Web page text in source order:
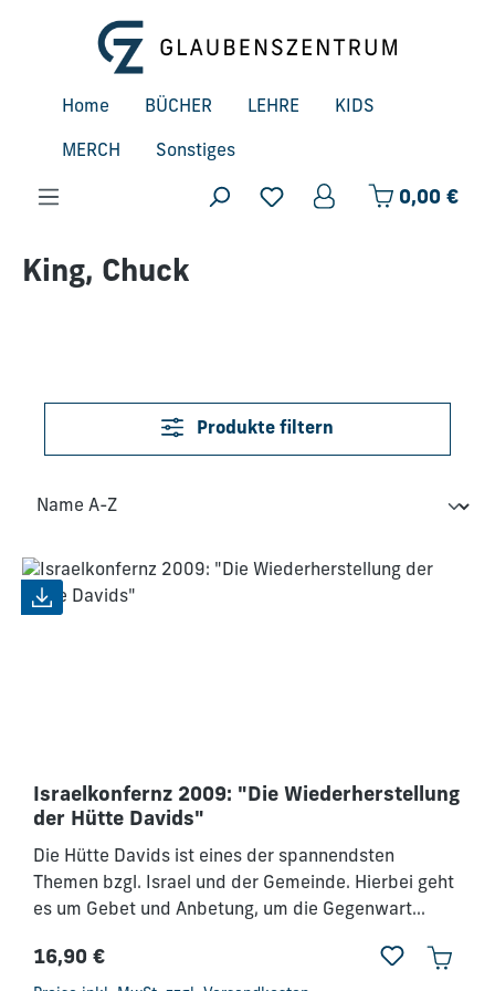
Zum Hauptinhalt springen
Home BÜCHER LEHRE KIDS
MERCH Sonstiges
0,00 €
King, Chuck
Produkte filtern
Israelkonfernz 2009: "Die Wiederherstellung
der Hütte Davids"
Die Hütte Davids ist eines der spannendsten
Themen bzgl. Israel und der Gemeinde. Hierbei geht
es um Gebet und Anbetung, um die Gegenwart
Haltung der Gemeinde gegebüber dem Volk Israel.
Regulärer Preis:
16,90 €